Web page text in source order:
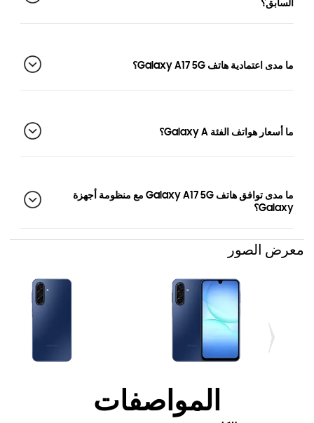
السابق؟
ما مدى اعتمادية هاتف Galaxy A17 5G؟
ما أسعار هواتف الفئة Galaxy A؟
ما مدى توافق هاتف Galaxy A17 5G مع منظومة أجهزة
Galaxy؟
معرض الصور
المواصفات